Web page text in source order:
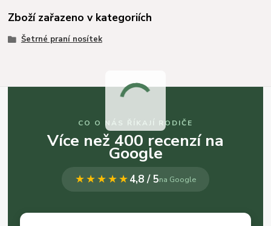
Zboží zařazeno v kategoriích
Šetrné praní nosítek
CO O NÁS ŘÍKAJÍ RODIČE
Více než 400 recenzí na
Google
★★★★★4,8 / 5na Google